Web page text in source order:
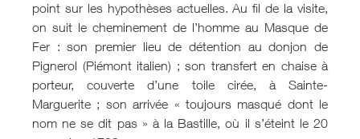
point sur les hypothèses actuelles. Au fil de la visite,
on suit le cheminement de l’homme au Masque de
Fer : son premier lieu de détention au donjon de
Pignerol (Piémont italien) ; son transfert en chaise à
porteur, couverte d’une toile cirée, à Sainte-
Marguerite ; son arrivée « toujours masqué dont le
nom ne se dit pas » à la Bastille, où il s’éteint le 20